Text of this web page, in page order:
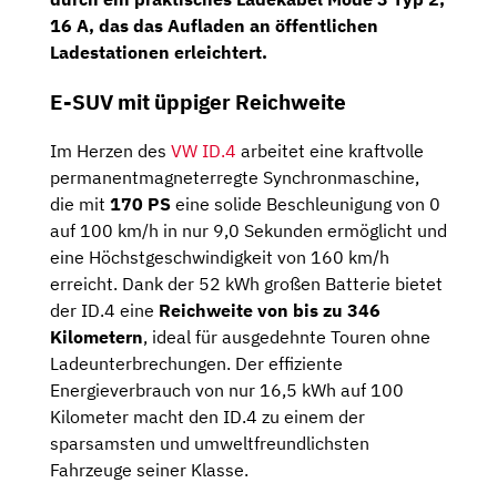
16 A, das das Aufladen an öffentlichen
Ladestationen erleichtert.
E-SUV mit üppiger Reichweite
Im Herzen des VW ID.4 arbeitet eine kraftvolle
permanentmagneterregte Synchronmaschine,
die mit 170 PS eine solide Beschleunigung von 0
auf 100 km/h in nur 9,0 Sekunden ermöglicht und
eine Höchstgeschwindigkeit von 160 km/h
erreicht. Dank der 52 kWh großen Batterie bietet
der ID.4 eine Reichweite von bis zu 346
Kilometern, ideal für ausgedehnte Touren ohne
Ladeunterbrechungen. Der effiziente
Energieverbrauch von nur 16,5 kWh auf 100
Kilometer macht den ID.4 zu einem der
sparsamsten und umweltfreundlichsten
Fahrzeuge seiner Klasse.